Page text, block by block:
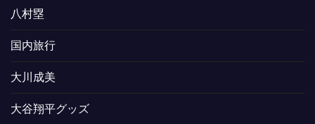
八村塁
国内旅行
大川成美
大谷翔平グッズ